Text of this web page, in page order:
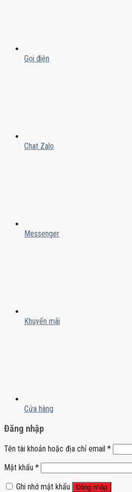
Gọi điện
Chat Zalo
Messenger
Khuyến mãi
Cửa hàng
Đăng nhập
Tên tài khoản hoặc địa chỉ email *
Mật khẩu *
Ghi nhớ mật khẩu
Đăng nhập